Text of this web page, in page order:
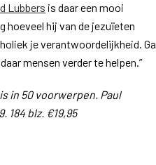
Lubbers is daar een mooi
hoeveel hij van de jezuïeten
je verantwoordelijkheid. Ga
mensen verder te helpen.”
in 50 voorwerpen. Paul
184 blz. €19,95